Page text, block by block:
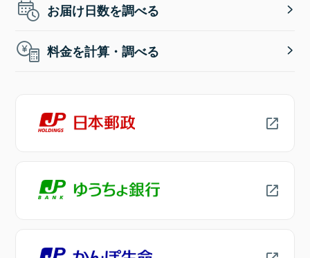
お届け日数を調べる
料金を計算・調べる